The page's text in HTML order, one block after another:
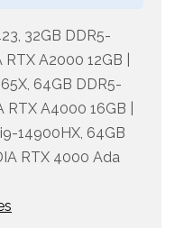
32GB DDR5-
A2000 12GB |
64GB DDR5-
A4000 16GB |
14900HX, 64GB
RTX 4000 Ada